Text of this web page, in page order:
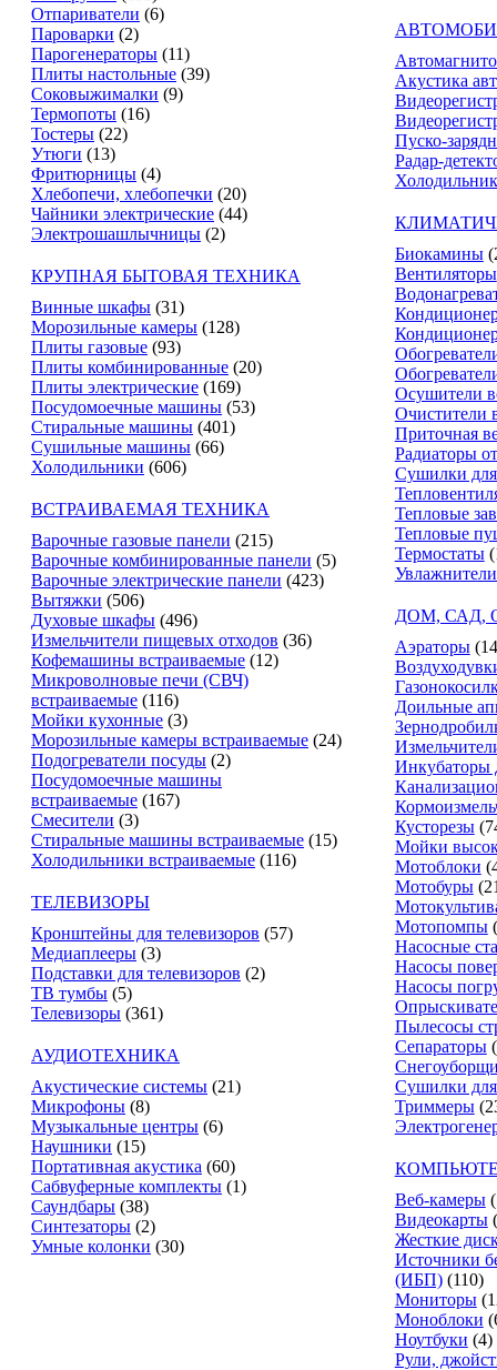
Отпариватели (6)
Пароварки (2)
Парогенераторы (11)
Плиты настольные (39)
Соковыжималки (9)
Термопоты (16)
Тостеры (22)
Утюги (13)
Фритюрницы (4)
Хлебопечи, хлебопечки (20)
Чайники электрические (44)
Электрошашлычницы (2)
КРУПНАЯ БЫТОВАЯ ТЕХНИКА
Винные шкафы (31)
Морозильные камеры (128)
Плиты газовые (93)
Плиты комбинированные (20)
Плиты электрические (169)
Посудомоечные машины (53)
Стиральные машины (401)
Сушильные машины (66)
Холодильники (606)
ВСТРАИВАЕМАЯ ТЕХНИКА
Варочные газовые панели (215)
Варочные комбинированные панели (5)
Варочные электрические панели (423)
Вытяжки (506)
Духовые шкафы (496)
Измельчители пищевых отходов (36)
Кофемашины встраиваемые (12)
Микроволновые печи (СВЧ)
встраиваемые (116)
Мойки кухонные (3)
Морозильные камеры встраиваемые (24)
Подогреватели посуды (2)
Посудомоечные машины
встраиваемые (167)
Смесители (3)
Стиральные машины встраиваемые (15)
Холодильники встраиваемые (116)
ТЕЛЕВИЗОРЫ
Кронштейны для телевизоров (57)
Медиаплееры (3)
Подставки для телевизоров (2)
ТВ тумбы (5)
Телевизоры (361)
АУДИОТЕХНИКА
Акустические системы (21)
Микрофоны (8)
Музыкальные центры (6)
Наушники (15)
Портативная акустика (60)
Сабвуферные комплекты (1)
Саундбары (38)
Синтезаторы (2)
Умные колонки (30)
Акустика
Пуско-
Радар-
Биокамины
Вентиляторы
Осушители
Очистители
Приточная
Радиаторы
Сушилки
Тепловые
Тепловые
Термостаты
ДОМ, САД,
Аэраторы
Доильные
Инкубаторы
Кусторезы
Мойки
Мотоблоки
Мотобуры
Мотопомпы
Насосные
Насосы
Насосы
Пылесосы
Сепараторы
Сушилки
Триммеры
Веб-камеры
Видеокарты
Жесткие
Источники
(ИБП) (110)
Мониторы
Моноблоки
Ноутбуки (4)
Рули,